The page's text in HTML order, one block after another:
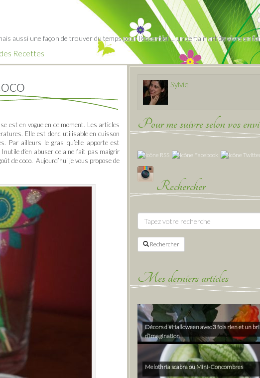
aussi une façon de trouver du temps pour l'essentiel … un certain art de vivre en
Recettes
est en vogue en ce moment. Les articles
Elle est donc utilisable en cuisson
Par ailleurs le gras qu’elle apporte est
d’en abuser cela ne fait pas maigrir
de coco. Aujourd’hui je vous propose de
Sylvie
Pour me suivre selon vos
Rechercher
Rechercher
Mes derniers articles
Décors d’#Halloween avec 3 fois rien et un
d’imagination
Melothria scabra ou Mini-Concombres